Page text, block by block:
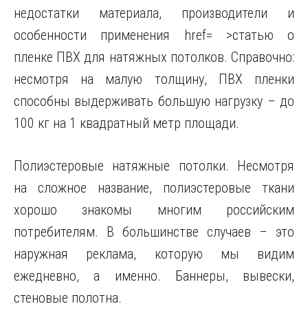
недостатки материала, производители и
особенности применения href= >статью о
пленке ПВХ для натяжных потолков. Справочно:
несмотря на малую толщину, ПВХ пленки
способны выдерживать большую нагрузку – до
100 кг на 1 квадратный метр площади.
Полиэстеровые натяжные потолки. Несмотря
на сложное название, полиэстеровые ткани
хорошо знакомы многим российским
потребителям. В большинстве случаев – это
наружная реклама, которую мы видим
ежедневно, а именно. Баннеры, вывески,
стеновые полотна.